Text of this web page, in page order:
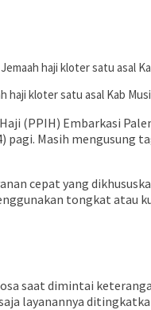
haji kloter satu asal
kloter satu asal Kab
(PPIH) Embarkasi
pagi. Masih
cepat yang
tongkat atau
saat dimintai
layanannya